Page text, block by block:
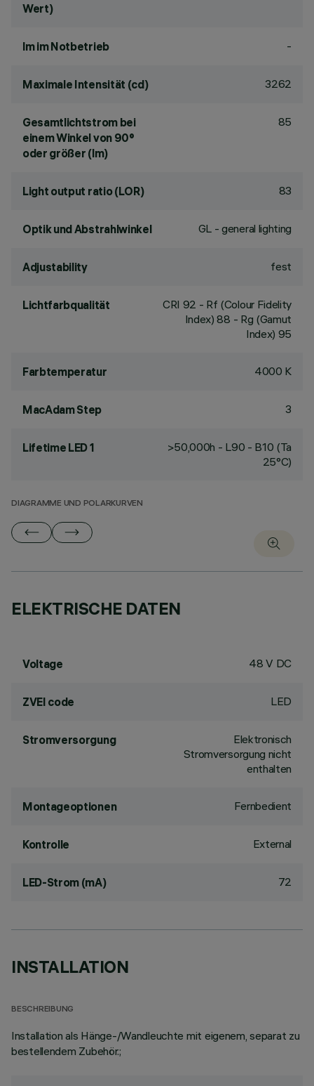
Wert)
lm im Notbetrieb -
Maximale Intensität (cd) 3262
Gesamtlichtstrom bei
einem Winkel von 90°
oder größer (lm)
85
Light output ratio (LOR) 83
Optik und Abstrahlwinkel GL - general lighting
Adjustability fest
Lichtfarbqualität CRI 92 - Rf (Colour Fidelity
Index) 88 - Rg (Gamut
Index) 95
Farbtemperatur 4000 K
MacAdam Step 3
Lifetime LED 1
>50,000h - L90 - B10 (Ta
25°C)
DIAGRAMME UND POLARKURVEN
ELEKTRISCHE DATEN
Voltage 48 V DC
ZVEI code LED
Stromversorgung
Elektronisch
Stromversorgung nicht
enthalten
Montageoptionen Fernbedient
Kontrolle External
LED-Strom (mA) 72
INSTALLATION
BESCHREIBUNG
Installation als Hänge-/Wandleuchte mit eigenem, separat zu
bestellendem Zubehör.;